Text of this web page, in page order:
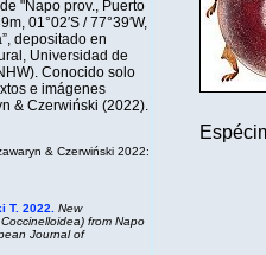
"Napo prov., Puerto
01°02′S / 77°39′W,
depositado en
Universidad de
Conocido solo
e imágenes
& Czerwiński (2022).
& Czerwiński 2022:
T. 2022.
New
from Napo
Journal of